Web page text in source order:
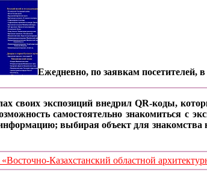
Ежедневно, по заявкам посетителей,
своих экспозиций внедрил QR-коды,
самостоятельно знакомиться с
выбирая объект для
Казахстанский областной